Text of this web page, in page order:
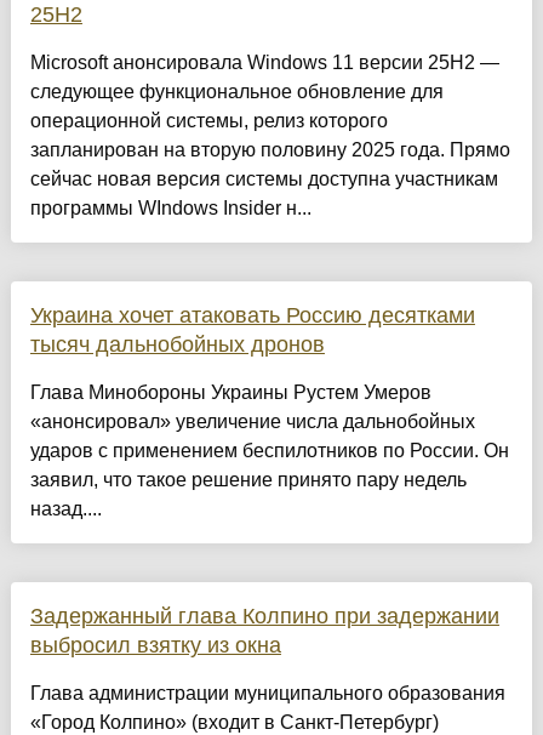
25H2
Microsoft анонсировала Windows 11 версии 25H2 —
следующее функциональное обновление для
операционной системы, релиз которого
запланирован на вторую половину 2025 года. Прямо
сейчас новая версия системы доступна участникам
программы WIndows Insider н...
Украина хочет атаковать Россию десятками
тысяч дальнобойных дронов
Глава Минобороны Украины Рустем Умеров
«анонсировал» увеличение числа дальнобойных
ударов с применением беспилотников по России. Он
заявил, что такое решение принято пару недель
назад....
Задержанный глава Колпино при задержании
выбросил взятку из окна
Глава администрации муниципального образования
«Город Колпино» (входит в Санкт-Петербург)